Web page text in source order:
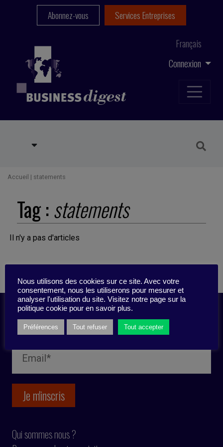
Connexion
Français
Abonnez-vous Services Entreprises
Accueil | statements
Tag :statements
Il n'y a pas d'articles
Inscription newsletter
Qui sommes nous ?
Nous utilisons des cookies sur ce site. Avec votre
consentement, nous les utiliserons pour mesurer et
analyser l'utilisation du site. Visitez notre page sur la
politique cookie pour en savoir plus.
Préférences Tout refuser Tout accepter